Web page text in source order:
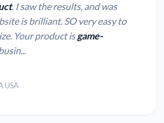
. I saw the results, and was
is brilliant. SO very easy to
Your product isgame-
USA